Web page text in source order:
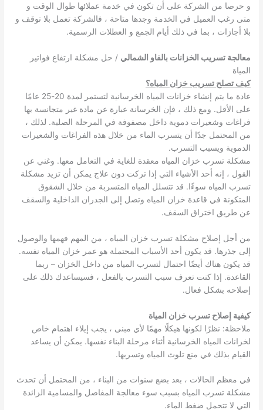
و حرصا من الشركة على أن تكون في خدمة عملائها طوال الوقت و
متى رغب العميل في الخدمة وجدها متاحة ، فالشركة تعمل بلا توقف و
بلا أجازات ، بما في ذلك أيام الجمع و العطلات الرسمية.
معالجة تسريب الخزانات بالفاو الشمالي / حل مشكلة ارتفاع فواتير
المياة
كيف تصلح تسريب خزان المياه؟
عادة ما يتم إنشاء خزانات المياه الخرسانية لتستمر لمدة 20-25 عامًا
على الأقل. ومع ذلك ، فإن الخرسانة عبارة عن مادة غير متجانسة بها
فراغات وشعيرات دموية داخل مصفوفة في المرحلة الصلبة. لذلك ،
من المحتمل جدًا أن يتسرب الماء من خلال هذه الفراغات والشعيرات
الدموية ويسبب التسرب.
مشكلة تسرب خزان المياه معقدة للغاية في التعامل معها. وغني عن
القول ، إنه أحد الأشياء التي إذا تركت دون علاج يمكن أن تزيد مشكلة
تسرب المياه سوءًا. قد تتسلل المياه المتسربة من خلال الشقوق
المتكونة في قاعدة خزان المياه وتصل إلى الجدران الداخلية والسقف
عن طريق اختراق السقف.
من أجل إصلاح مشكلة تسرب خزان المياه ، من المهم فهمها والوصول
إلى جذرها. قد يكون أحد الأسباب المحتملة هو عمر خزان المياه نفسه.
قد يكون هناك أيضًا احتمال لتسرب المياه من داخل الخزان – ربما
القاعدة. إذا كنت تعرف سبب التسرب بالفعل ، فسيساعدك ذلك على
إصلاحه بشكل فعال.
كيفية إصلاح تسرب خزان المياة
ملاحظة: نظرًا لكونها هيكلًا مهمًا لأي مبنى ، يجب إيلاء اهتمام خاص
لخزانات المياه الخرسانية أثناء مرحلة البناء نفسها. يمكن أن يساعد
القيام بذلك في منع تلوث المياه وتسربها.
في معظم الحالات ، بعد بضع سنوات من البناء ، من المحتمل أن تحدث
مشكلة تسرب المياه بسبب سوء معالجة المفاصل والمسامية الزائدة
التي لا تتحمل ضغط الماء.